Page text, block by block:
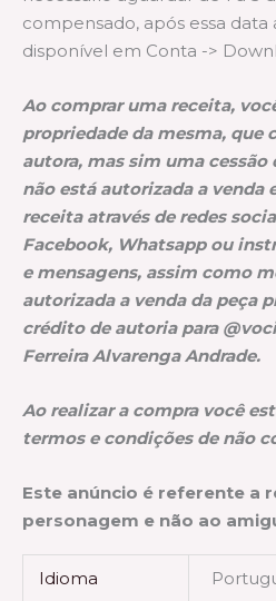
compensado, após essa
disponível em Conta ->
Ao comprar uma receita,
propriedade da mesma, que
autora, mas sim uma cessão
não está autorizada a
receita através de redes
Facebook, Whatsapp ou
e mensagens, assim como
autorizada a venda da peça
crédito de autoria para
Ferreira Alvarenga Andrade.
Ao realizar a compra você
termos e condições de não
Este anúncio é referente a
personagem e não ao
Idioma